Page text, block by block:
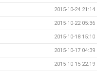
2015-10-24 21:14
2015-10-22 05:36
2015-10-18 15:10
2015-10-17 04:39
2015-10-15 22:19